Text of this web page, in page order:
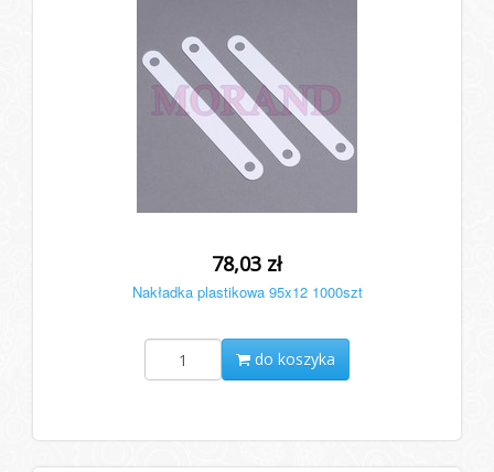
78,03 zł
Nakładka plastikowa 95x12 1000szt
do koszyka